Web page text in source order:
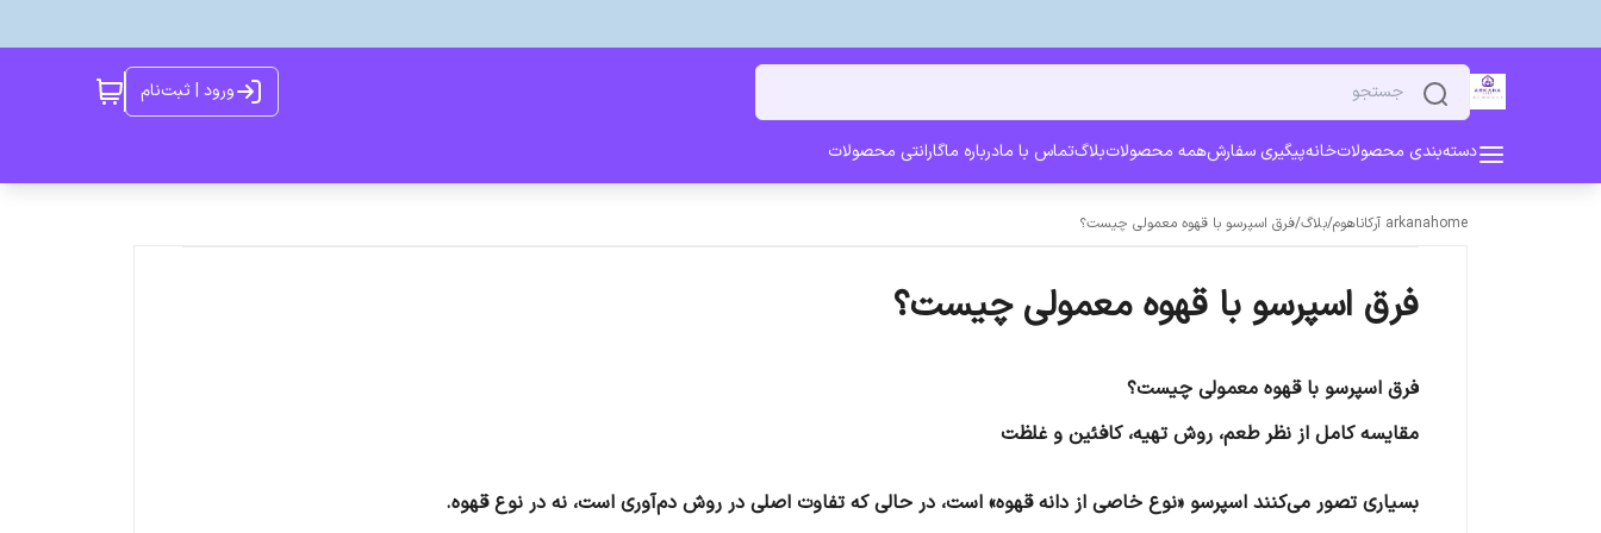
ورود | ثبت‌نام
دسته‌بندی محصولاتخانهپیگیری سفارشهمه محصولاتبلاگتماس با مادرباره ماگارانتی محصولات
arkanahome آرکاناهوم /بلاگ/فرق اسپرسو با قهوه معمولی چیست؟
فرق اسپرسو با قهوه معمولی چیست؟
فرق اسپرسو با قهوه معمولی چیست؟
مقایسه کامل از نظر طعم، روش تهیه، کافئین و غلظت
بسیاری تصور می‌کنند اسپرسو «نوع خاصی از دانه قهوه» است، در حالی که تفاوت اصلی در روش دم‌آوری است، نه در نوع قهوه.